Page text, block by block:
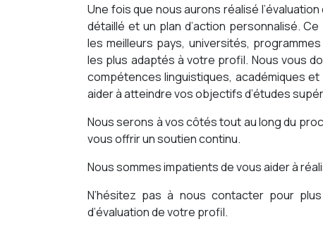
Une fois que nous aurons réalisé
détaillé et un plan d’action personnalisé.
les meilleurs pays, universités,
les plus adaptés à votre profil. Nous vous
compétences linguistiques, académiques
aider à atteindre vos objectifs d’études
Nous serons à vos côtés tout au long du
vous offrir un soutien continu.
Nous sommes impatients de vous aider à
N’hésitez pas à nous contacter pour
d’évaluation de votre profil.